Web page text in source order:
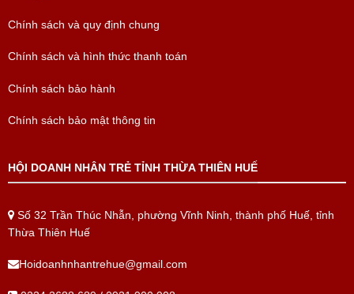
Chính sách và quy định chung
Chính sách và hình thức thanh toán
Chính sách bảo hành
Chính sách bảo mật thông tin
HỘI DOANH NHÂN TRẺ TỈNH THỪA THIÊN HUẾ
Số 32 Trần Thúc Nhẫn, phường Vĩnh Ninh, thành phố Huế, tỉnh
Thừa Thiên Huế
Hoidoanhnhantrehue@gmail.com